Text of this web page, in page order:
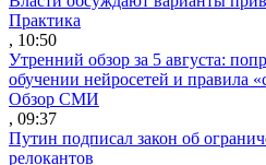
Практика
, 10:50
Утренний обзор за 5 августа:
обучении нейросетей и правила
Обзор СМИ
, 09:37
Путин подписал закон об
релокантов